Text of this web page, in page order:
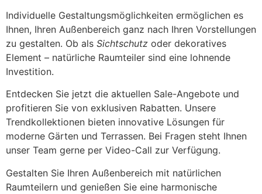
Individuelle Gestaltungsmöglichkeiten ermöglichen es
Ihnen, Ihren Außenbereich ganz nach Ihren Vorstellungen
zu gestalten. Ob als Sichtschutz oder dekoratives
Element – natürliche Raumteiler sind eine lohnende
Investition.
Entdecken Sie jetzt die aktuellen Sale-Angebote und
profitieren Sie von exklusiven Rabatten. Unsere
Trendkollektionen bieten innovative Lösungen für
moderne Gärten und Terrassen. Bei Fragen steht Ihnen
unser Team gerne per Video-Call zur Verfügung.
Gestalten Sie Ihren Außenbereich mit natürlichen
Raumteilern und genießen Sie eine harmonische